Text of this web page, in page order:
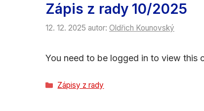
Zápis z rady 10/2025
12. 12. 2025 autor: Oldřich Kounovský
You need to be logged in to view this
Rubriky
Zápisy z rady